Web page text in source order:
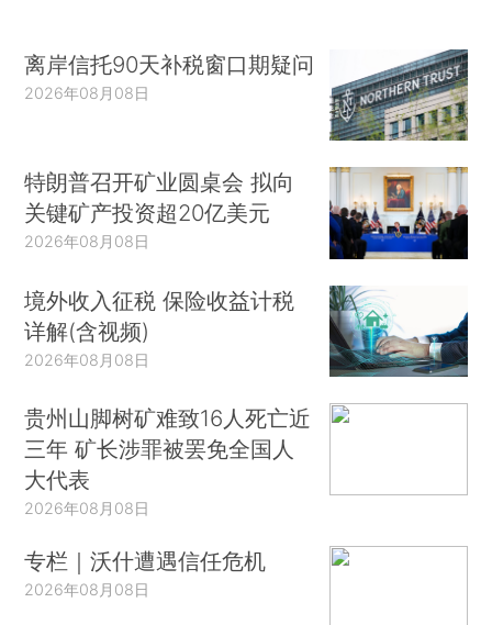
离岸信托90天补税窗口期疑问
2026年08月08日
特朗普召开矿业圆桌会 拟向
关键矿产投资超20亿美元
2026年08月08日
境外收入征税 保险收益计税
详解(含视频)
2026年08月08日
贵州山脚树矿难致16人死亡近
三年 矿长涉罪被罢免全国人
大代表
2026年08月08日
专栏｜沃什遭遇信任危机
2026年08月08日